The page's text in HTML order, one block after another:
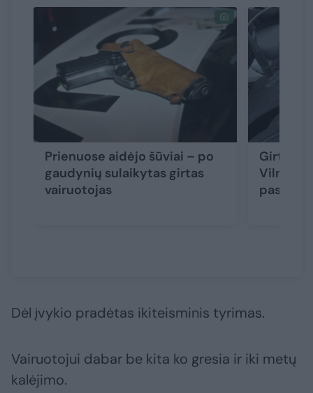
Prienuose aidėjo šūviai – po
gaudynių sulaikytas girtas
vairuotojas
Girtas
Vilniaus
Dėl įvykio pradėtas ikiteisminis tyrimas.
Vairuotojui dabar be kita ko gresia ir iki metų
kalėjimo.